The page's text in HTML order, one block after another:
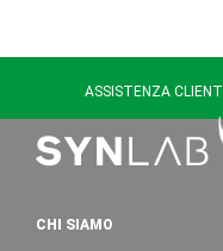
ASSISTENZA CLIENTI
CHI SIAMO